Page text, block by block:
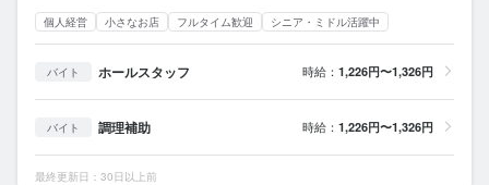
個人経営 小さなお店 フルタイム歓迎 シニア・ミドル活躍中
バイト ホールスタッフ 時給： 1,226円〜1,326円
バイト 調理補助 時給： 1,226円〜1,326円
最終更新日：30日以上前